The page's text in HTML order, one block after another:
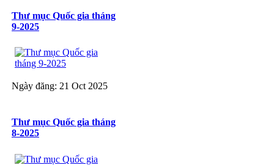
Thư mục Quốc gia tháng
9-2025
Ngày đăng: 21 Oct 2025
Thư mục Quốc gia tháng
8-2025